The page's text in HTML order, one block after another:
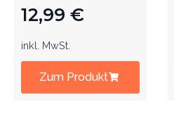
12,99 €
inkl. MwSt.
Zum Produkt